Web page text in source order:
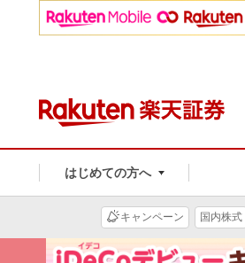
はじめての方へ
キャンペーン 国内株式